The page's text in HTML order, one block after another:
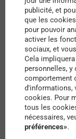
Cette opération
Deutsche Bahn
billets et la
berlinois) près
Néanmoins, les
milliards
pointent du
investissement.
publicité, et
que les
pour pouvoir
activer les
sociaux, et
Cela
personnelles, y
comportement
d'informations,
cookies. Pour
tous les
nécessaires,
préférences».